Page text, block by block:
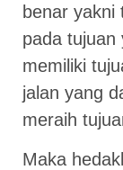
benar yakni
pada tujuan
memiliki
jalan yang
meraih
Maka